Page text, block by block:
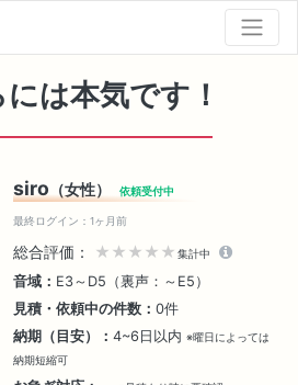
は本気です！
siro （女性） 依頼受付中
最終ログイン：1ヶ月前
総合評価： ★★★★★ 集計中
音域： E3～D5（裏声：～E5）
見積・依頼中の件数： 0件
納期（目安）： 4~6日以内 ※曜日によっては
納期短縮可